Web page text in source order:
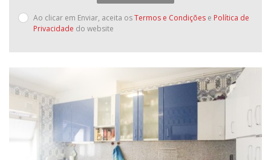
Ao clicar em Enviar, aceita osTermos e Condições e Política de
Privacidade do website